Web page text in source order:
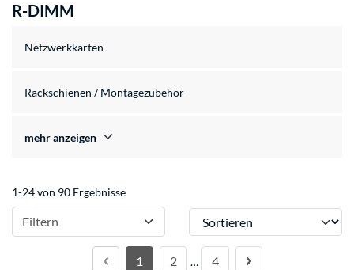
R-DIMM
Netzwerkkarten
Rackschienen / Montagezubehör
mehr anzeigen
1-24 von 90 Ergebnisse
Filtern Sortieren
1 2 … 4